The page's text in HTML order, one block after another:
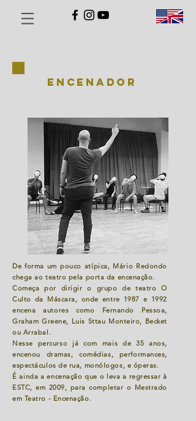
encenador
De forma um pouco atípica, Mário Redondo
chega ao teatro pela porta da encenação.
Começa por dirigir o grupo de teatro O
Culto da Máscara, onde entre 1987 e 1992
encena autores como Fernando Pessoa,
Graham Greene, Luis Sttau Monteiro, Becket
ou Arrabal.
Nesse percurso já com mais de 35 anos,
encenou dramas, comédias, performances,
espectáculos de rua, monólogos, e óperas.
É ainda a encenação que o leva a regressar à
ESTC, em 2009, para completar o Mestrado
em Teatro - Encenação.